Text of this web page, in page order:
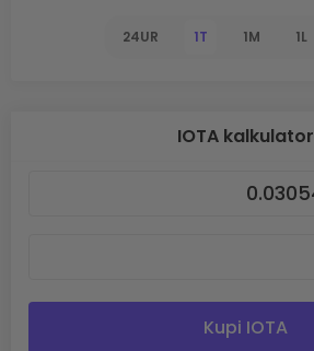
24UR 1T 1M 1L
IOTA kalkulator
Kupi IOTA